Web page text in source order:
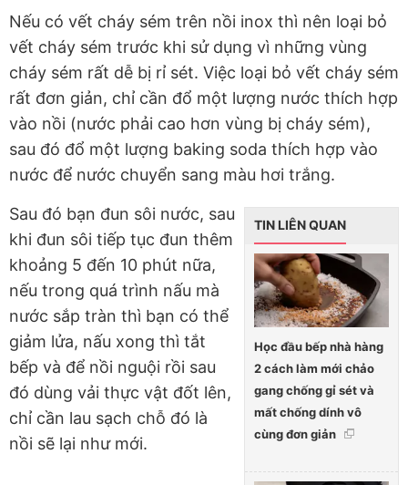
Nếu có vết cháy sém trên nồi inox thì nên loại bỏ
vết cháy sém trước khi sử dụng vì những vùng
cháy sém rất dễ bị rỉ sét. Việc loại bỏ vết cháy sém
rất đơn giản, chỉ cần đổ một lượng nước thích hợp
vào nồi (nước phải cao hơn vùng bị cháy sém),
sau đó đổ một lượng baking soda thích hợp vào
nước để nước chuyển sang màu hơi trắng.
TIN LIÊN QUAN
Học đầu bếp nhà hàng
2 cách làm mới chảo
gang chống gỉ sét và
mất chống dính vô
cùng đơn giản
Sau đó bạn đun sôi nước, sau
khi đun sôi tiếp tục đun thêm
khoảng 5 đến 10 phút nữa,
nếu trong quá trình nấu mà
nước sắp tràn thì bạn có thể
giảm lửa, nấu xong thì tắt
bếp và để nồi nguội rồi sau
đó dùng vải thực vật đốt lên,
chỉ cần lau sạch chỗ đó là
nồi sẽ lại như mới.